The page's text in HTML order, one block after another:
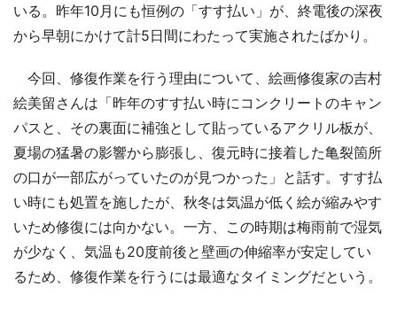
いる。昨年10月にも恒例の「すす払い」が、終電後の深夜
から早朝にかけて計5日間にわたって実施されたばかり。
今回、修復作業を行う理由について、絵画修復家の吉村
絵美留さんは「昨年のすす払い時にコンクリートのキャン
パスと、その裏面に補強として貼っているアクリル板が、
夏場の猛暑の影響から膨張し、復元時に接着した亀裂箇所
の口が一部広がっていたのが見つかった」と話す。すす払
い時にも処置を施したが、秋冬は気温が低く絵が縮みやす
いため修復には向かない。一方、この時期は梅雨前で湿気
が少なく、気温も20度前後と壁画の伸縮率が安定してい
るため、修復作業を行うには最適なタイミングだという。